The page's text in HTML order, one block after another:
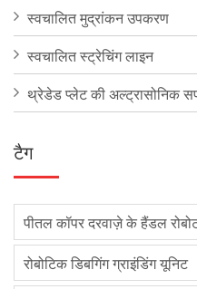
स्वचालित मुद्रांकन उपकरण
स्वचालित स्ट्रेचिंग लाइन
थ्रेडेड प्लेट की अल्ट्रासोनिक
टैग
पीतल कॉपर दरवाज़े के हैंडल
रोबोटिक डिबगिंग ग्राइंडिंग यूनिट